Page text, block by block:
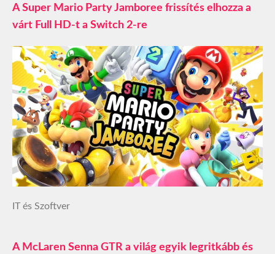
A Super Mario Party Jamboree frissítés elhozza a
várt Full HD-t a Switch 2-re
IT és Szoftver
A McLaren Senna GTR a világ egyik legritkább és